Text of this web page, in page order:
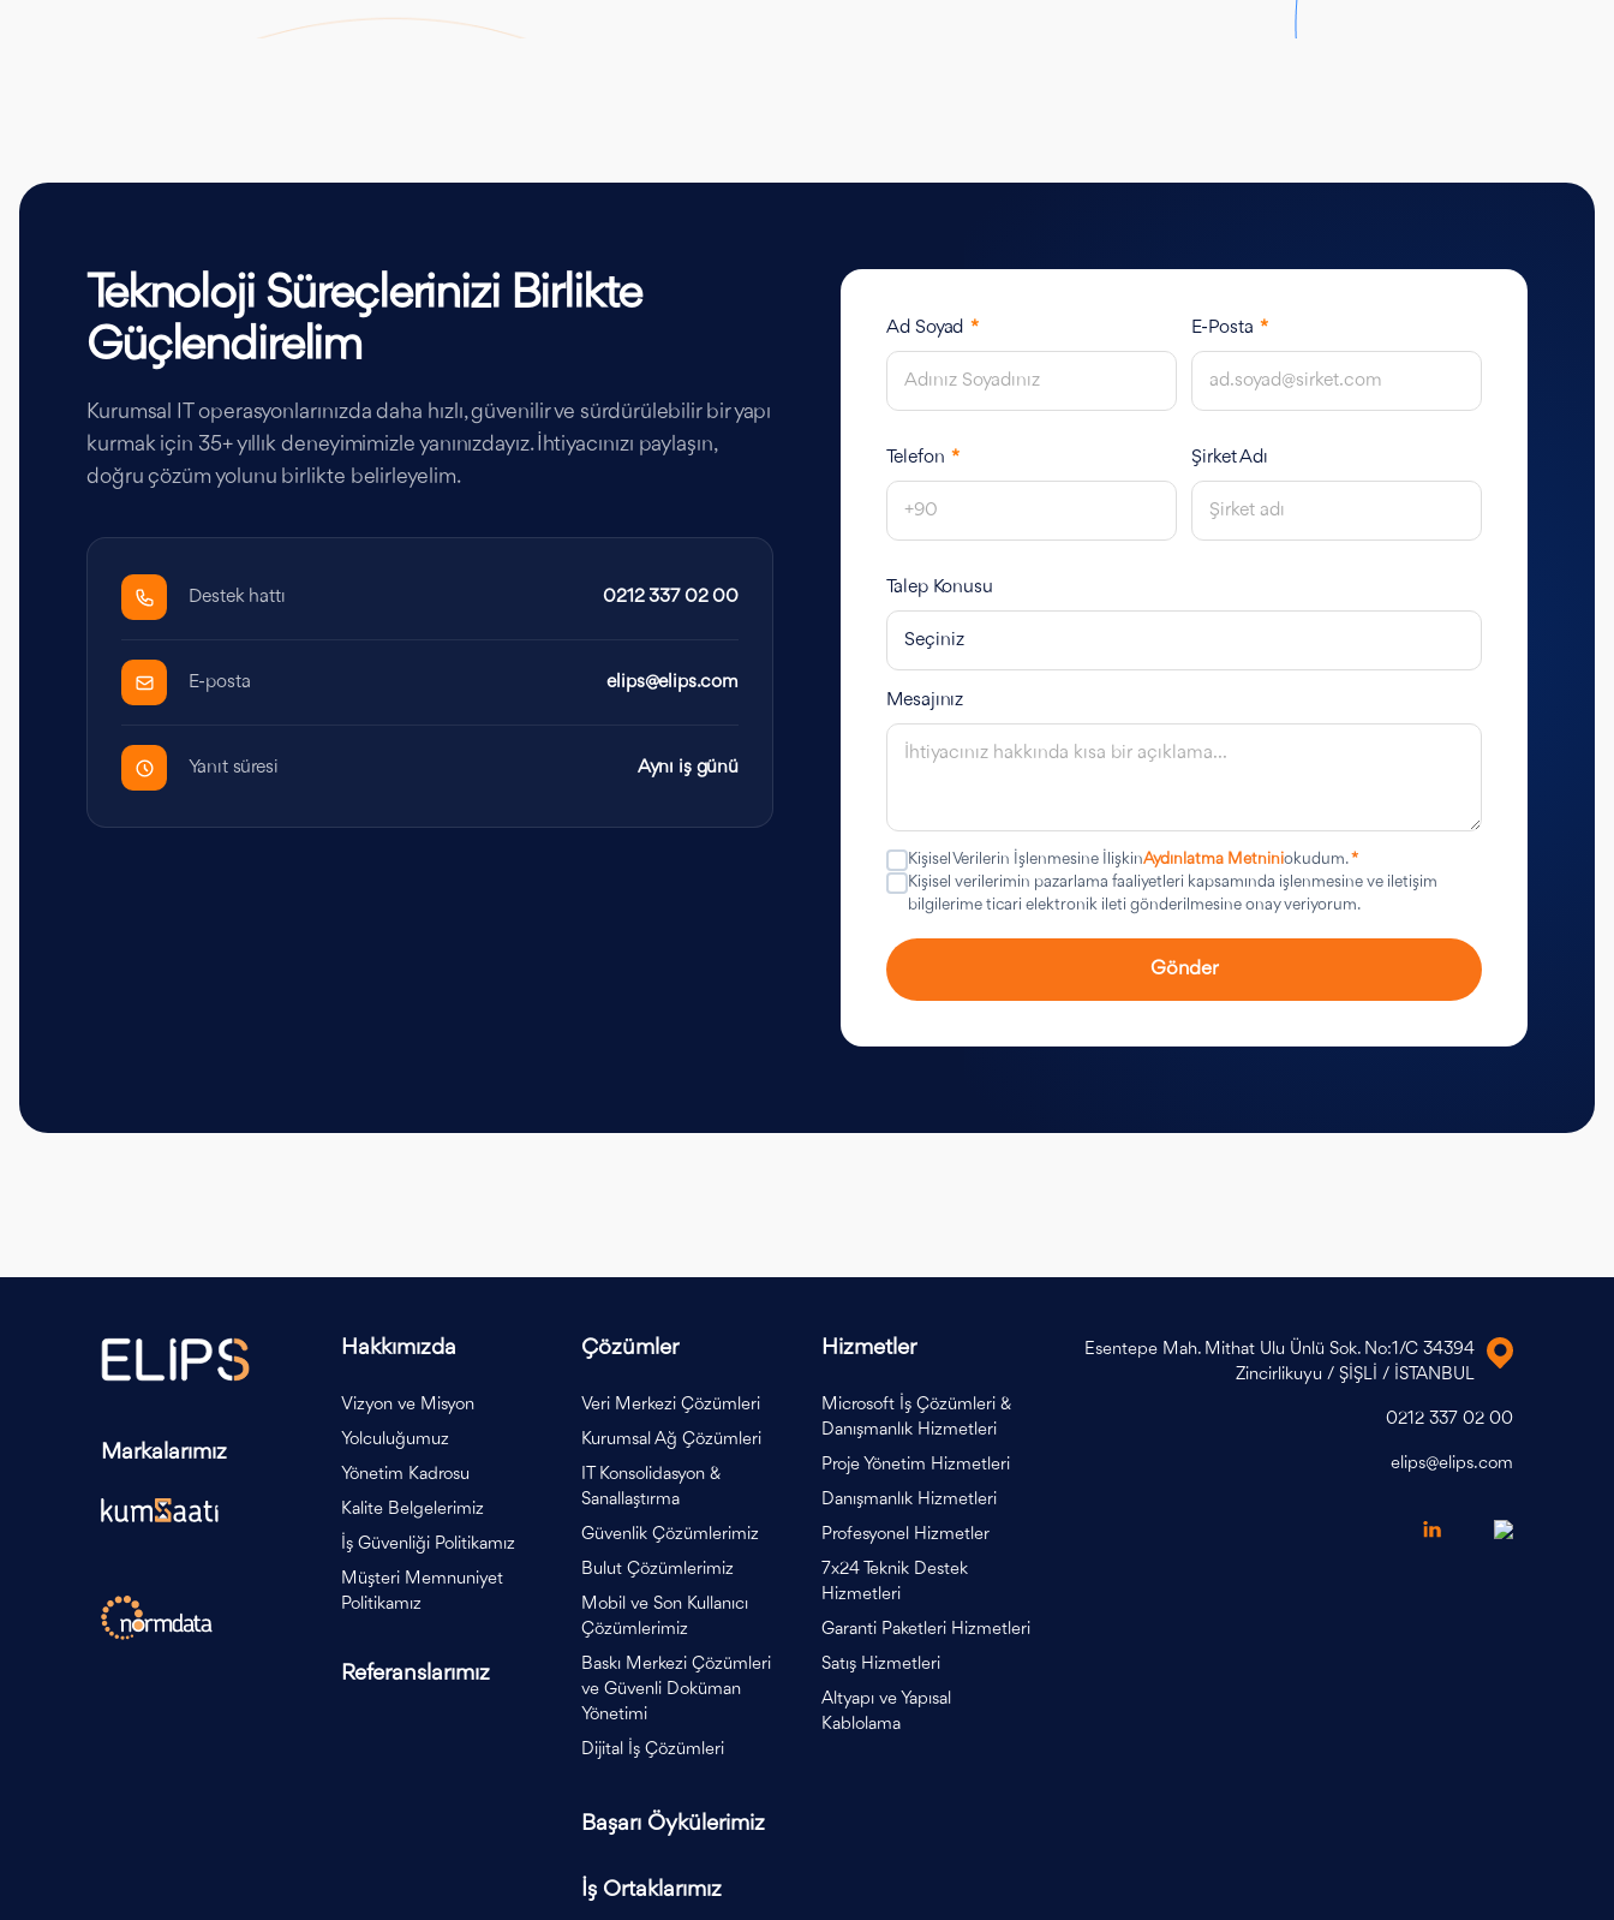
Teknoloji Süreçlerinizi Birlikte
Güçlendirelim
Kurumsal IT operasyonlarınızda daha hızlı, güvenilir ve sürdürülebilir bir yapı
kurmak için 35+ yıllık deneyimimizle yanınızdayız. İhtiyacınızı paylaşın,
doğru çözüm yolunu birlikte belirleyelim.
Destek hattı 0212 337 02 00
E-posta elips@elips.com
Yanıt süresi Aynı iş günü
Ad Soyad * E-Posta *
Telefon * Şirket Adı
Talep Konusu
Mesajınız
Kişisel Verilerin İşlenmesine İlişkinAydınlatma Metniniokudum.*
Kişisel verilerimin pazarlama faaliyetleri kapsamında işlenmesine ve iletişim
bilgilerime ticari elektronik ileti gönderilmesine onay veriyorum.
Gönder
Markalarımız
Hakkımızda
Vizyon ve Misyon
Yolculuğumuz
Yönetim Kadrosu
Kalite Belgelerimiz
İş Güvenliği Politikamız
Müşteri Memnuniyet
Politikamız
Referanslarımız
Çözümler
Veri Merkezi Çözümleri
Kurumsal Ağ Çözümleri
IT Konsolidasyon &
Sanallaştırma
Güvenlik Çözümlerimiz
Bulut Çözümlerimiz
Mobil ve Son Kullanıcı
Çözümlerimiz
Baskı Merkezi Çözümleri
ve Güvenli Doküman
Yönetimi
Dijital İş Çözümleri
Başarı Öykülerimiz
İş Ortaklarımız
Hizmetler
Microsoft İş Çözümleri &
Danışmanlık Hizmetleri
Proje Yönetim Hizmetleri
Danışmanlık Hizmetleri
Profesyonel Hizmetler
7x24 Teknik Destek
Hizmetleri
Garanti Paketleri Hizmetleri
Satış Hizmetleri
Altyapı ve Yapısal
Kablolama
Esentepe Mah. Mithat Ulu Ünlü Sok. No:1/C 34394
Zincirlikuyu / ŞİŞLİ / İSTANBUL
0212 337 02 00
elips@elips.com